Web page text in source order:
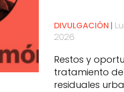
DIVULGACIÓN
2026
Restos y
tratamiento
residuales